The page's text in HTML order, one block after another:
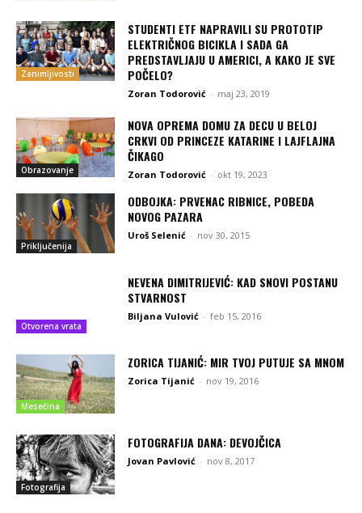
Zanimljivosti
STUDENTI ETF NAPRAVILI SU PROTOTIP
ELEKTRIČNOG BICIKLA I SADA GA
PREDSTAVLJAJU U AMERICI, A KAKO JE SVE
POČELO?
Zoran Todorović - maj 23, 2019
Obrazovanje
NOVA OPREMA DOMU ZA DECU U BELOJ
CRKVI OD PRINCEZE KATARINE I LAJFLAJNA
ČIKAGO
Zoran Todorović - okt 19, 2023
Priključenija
ODBOJKA: PRVENAC RIBNICE, POBEDA
NOVOG PAZARA
Uroš Selenić - nov 30, 2015
Otvorena vrata
NEVENA DIMITRIJEVIĆ: KAD SNOVI POSTANU
STVARNOST
Biljana Vulović - feb 15, 2016
Mesečina
ZORICA TIJANIĆ: MIR TVOJ PUTUJE SA MNOM
Zorica Tijanić - nov 19, 2016
Fotografija
FOTOGRAFIJA DANA: DEVOJČICA
Jovan Pavlović - nov 8, 2017